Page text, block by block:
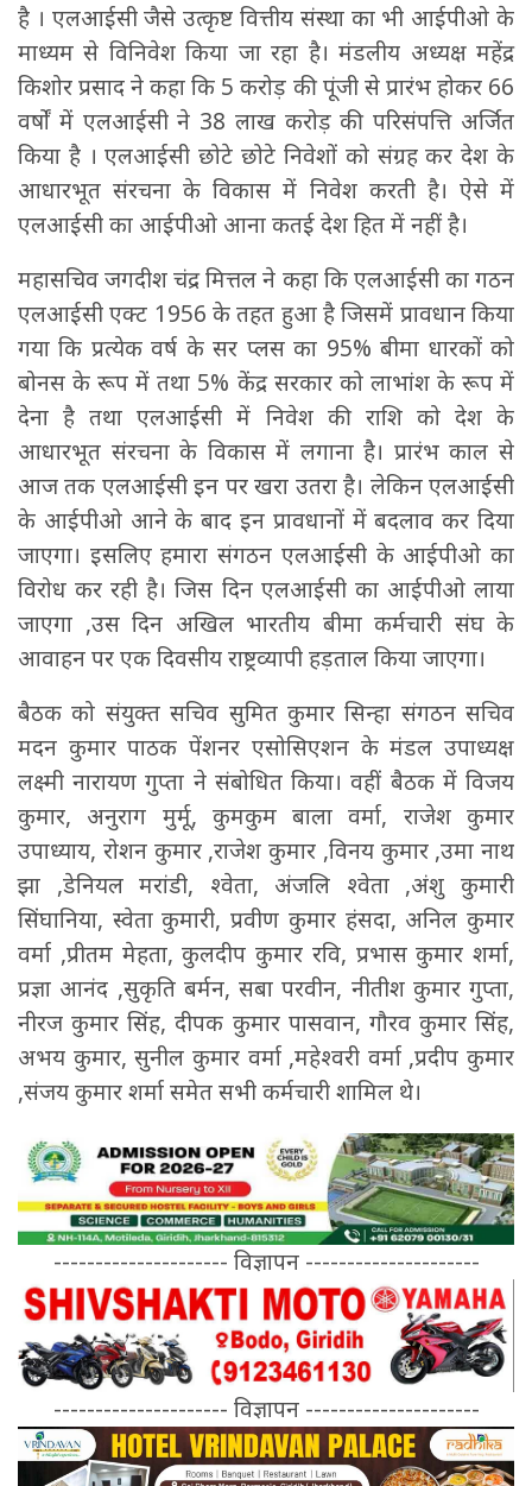
है । एलआईसी जैसे उत्कृष्ट वित्तीय संस्था का भी आईपीओ के
माध्यम से विनिवेश किया जा रहा है। मंडलीय अध्यक्ष महेंद्र
किशोर प्रसाद ने कहा कि 5 करोड़ की पूंजी से प्रारंभ होकर 66
वर्षों में एलआईसी ने 38 लाख करोड़ की परिसंपत्ति अर्जित
किया है । एलआईसी छोटे छोटे निवेशों को संग्रह कर देश के
आधारभूत संरचना के विकास में निवेश करती है। ऐसे में
एलआईसी का आईपीओ आना कतई देश हित में नहीं है।
महासचिव जगदीश चंद्र मित्तल ने कहा कि एलआईसी का गठन
एलआईसी एक्ट 1956 के तहत हुआ है जिसमें प्रावधान किया
गया कि प्रत्येक वर्ष के सर प्लस का 95% बीमा धारकों को
बोनस के रूप में तथा 5% केंद्र सरकार को लाभांश के रूप में
देना है तथा एलआईसी में निवेश की राशि को देश के
आधारभूत संरचना के विकास में लगाना है। प्रारंभ काल से
आज तक एलआईसी इन पर खरा उतरा है। लेकिन एलआईसी
के आईपीओ आने के बाद इन प्रावधानों में बदलाव कर दिया
जाएगा। इसलिए हमारा संगठन एलआईसी के आईपीओ का
विरोध कर रही है। जिस दिन एलआईसी का आईपीओ लाया
जाएगा ,उस दिन अखिल भारतीय बीमा कर्मचारी संघ के
आवाहन पर एक दिवसीय राष्ट्रव्यापी हड़ताल किया जाएगा।
बैठक को संयुक्त सचिव सुमित कुमार सिन्हा संगठन सचिव
मदन कुमार पाठक पेंशनर एसोसिएशन के मंडल उपाध्यक्ष
लक्ष्मी नारायण गुप्ता ने संबोधित किया। वहीं बैठक में विजय
कुमार, अनुराग मुर्मू, कुमकुम बाला वर्मा, राजेश कुमार
उपाध्याय, रोशन कुमार ,राजेश कुमार ,विनय कुमार ,उमा नाथ
झा ,डेनियल मरांडी, श्वेता, अंजलि श्वेता ,अंशु कुमारी
सिंघानिया, स्वेता कुमारी, प्रवीण कुमार हंसदा, अनिल कुमार
वर्मा ,प्रीतम मेहता, कुलदीप कुमार रवि, प्रभास कुमार शर्मा,
प्रज्ञा आनंद ,सुकृति बर्मन, सबा परवीन, नीतीश कुमार गुप्ता,
नीरज कुमार सिंह, दीपक कुमार पासवान, गौरव कुमार सिंह,
अभय कुमार, सुनील कुमार वर्मा ,महेश्वरी वर्मा ,प्रदीप कुमार
,संजय कुमार शर्मा समेत सभी कर्मचारी शामिल थे।
--------------------- विज्ञापन ---------------------
--------------------- विज्ञापन ---------------------